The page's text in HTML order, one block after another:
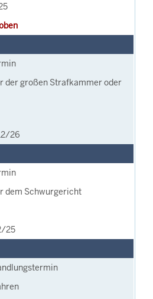
der großen Strafkammer oder
26
dem Schwurgericht
25